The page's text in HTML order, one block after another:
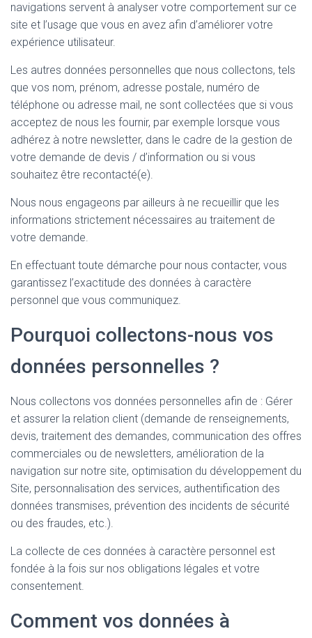
navigations servent à analyser votre comportement sur ce
site et l’usage que vous en avez afin d’améliorer votre
expérience utilisateur.
Les autres données personnelles que nous collectons, tels
que vos nom, prénom, adresse postale, numéro de
téléphone ou adresse mail, ne sont collectées que si vous
acceptez de nous les fournir, par exemple lorsque vous
adhérez à notre newsletter, dans le cadre de la gestion de
votre demande de devis / d’information ou si vous
souhaitez être recontacté(e).
Nous nous engageons par ailleurs à ne recueillir que les
informations strictement nécessaires au traitement de
votre demande.
En effectuant toute démarche pour nous contacter, vous
garantissez l’exactitude des données à caractère
personnel que vous communiquez.
Pourquoi collectons-nous vos
données personnelles ?
Nous collectons vos données personnelles afin de : Gérer
et assurer la relation client (demande de renseignements,
devis, traitement des demandes, communication des offres
commerciales ou de newsletters, amélioration de la
navigation sur notre site, optimisation du développement du
Site, personnalisation des services, authentification des
données transmises, prévention des incidents de sécurité
ou des fraudes, etc.).
La collecte de ces données à caractère personnel est
fondée à la fois sur nos obligations légales et votre
consentement.
Comment vos données à